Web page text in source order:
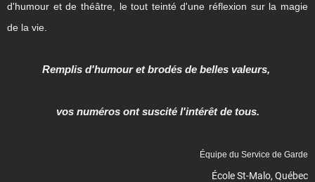
d'humour et de théâtre, le tout teinté d'une réflexion sur la magie
de la vie.
Remplis d'humour et brodés de belles valeurs,
vos numéros ont suscité l'intérêt de tous.
Équipe du Service de Garde
École St-Malo, Québec